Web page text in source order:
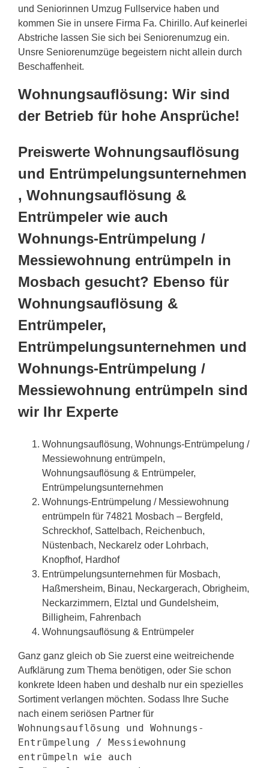
und Seniorinnen Umzug Fullservice haben und
kommen Sie in unsere Firma Fa. Chirillo. Auf keinerlei
Abstriche lassen Sie sich bei Seniorenumzug ein.
Unsre Seniorenumzüge begeistern nicht allein durch
Beschaffenheit.
Wohnungsauflösung: Wir sind
der Betrieb für hohe Ansprüche!
Preiswerte Wohnungsauflösung
und Entrümpelungsunternehmen
, Wohnungsauflösung &
Entrümpeler wie auch
Wohnungs-Entrümpelung /
Messiewohnung entrümpeln in
Mosbach gesucht? Ebenso für
Wohnungsauflösung &
Entrümpeler,
Entrümpelungsunternehmen und
Wohnungs-Entrümpelung /
Messiewohnung entrümpeln sind
wir Ihr Experte
Wohnungsauflösung, Wohnungs-Entrümpelung /
Messiewohnung entrümpeln,
Wohnungsauflösung & Entrümpeler,
Entrümpelungsunternehmen
Wohnungs-Entrümpelung / Messiewohnung
entrümpeln für 74821 Mosbach – Bergfeld,
Schreckhof, Sattelbach, Reichenbuch,
Nüstenbach, Neckarelz oder Lohrbach,
Knopfhof, Hardhof
Entrümpelungsunternehmen für Mosbach,
Haßmersheim, Binau, Neckargerach, Obrigheim,
Neckarzimmern, Elztal und Gundelsheim,
Billigheim, Fahrenbach
Wohnungsauflösung & Entrümpeler
Ganz ganz gleich ob Sie zuerst eine weitreichende
Aufklärung zum Thema benötigen, oder Sie schon
konkrete Ideen haben und deshalb nur ein spezielles
Sortiment verlangen möchten. Sodass Ihre Suche
nach einem seriösen Partner für
Wohnungsauflösung und Wohnungs-
Entrümpelung / Messiewohnung
entrümpeln wie auch